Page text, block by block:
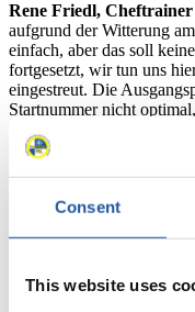
Consent
This website uses
Rene Friedl,
aufgrund der Witterung
einfach, aber das soll
fortgesetzt, wir tun uns
eingestreut. Die
Startnummer nicht
wir sicherlich etwas unter
ist die Leistung von
Gelegenheit uns die Bahn